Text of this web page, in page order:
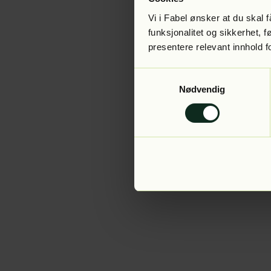
Vi i Fabel ønsker at du skal
funksjonalitet og sikkerhet,
presentere relevant innhold
Nødvendig
Application